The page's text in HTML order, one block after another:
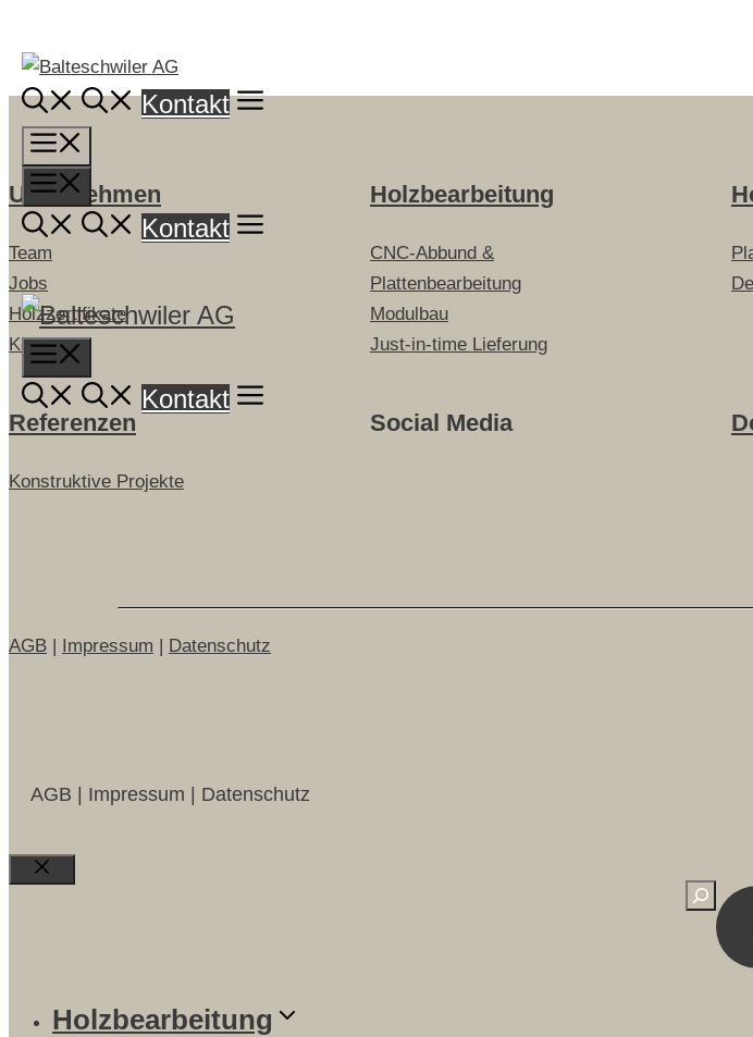
zum
Inhalt
Kontakt
Menü
Kontakt
Kontakt
Unternehmen
Team
Jobs
Holzzertifikate
Kontakt
Holzbearbeitung
CNC-Abbund &
Plattenbearbeitung
Modulbau
Just-in-time Lieferung
Referenzen
Konstruktive Projekte
Social Media
AGB | Impressum | Datenschutz
AGB | Impressum | Datenschutz
Close Suchen
Holzbearbeitung